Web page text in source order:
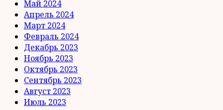
Май 2024
Апрель 2024
Март 2024
Февраль 2024
Декабрь 2023
Ноябрь 2023
Октябрь 2023
Сентябрь 2023
Август 2023
Июль 2023